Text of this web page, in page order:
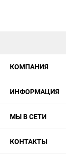
КОМПАНИЯ
ИНФОРМАЦИЯ
МЫ В СЕТИ
КОНТАКТЫ